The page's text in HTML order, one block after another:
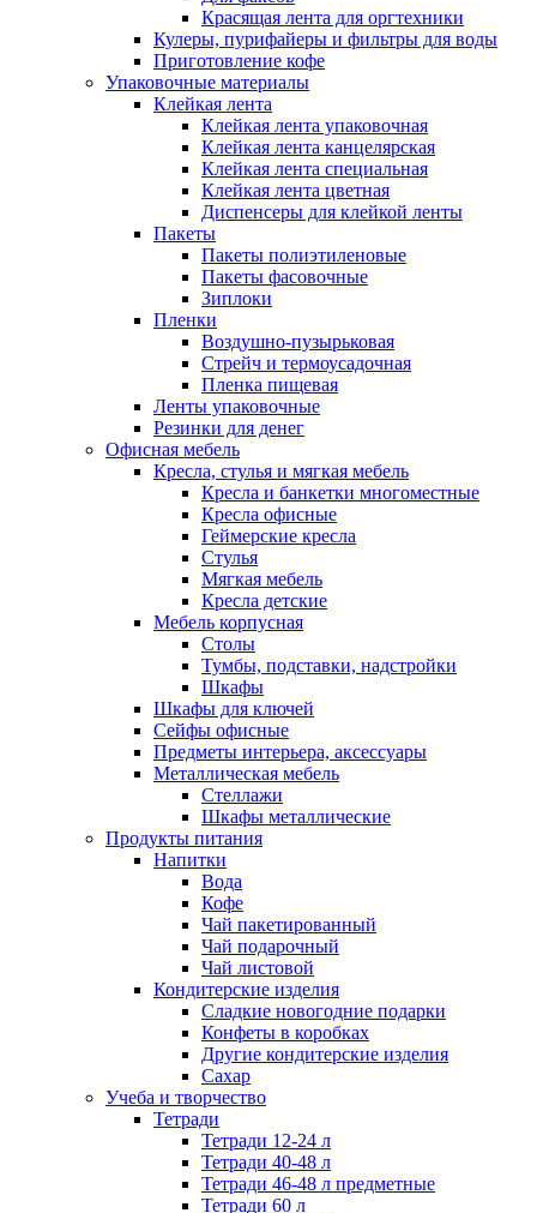
Красящая лента для оргтехники
Кулеры, пурифайеры и фильтры для воды
Приготовление кофе
Упаковочные материалы
Клейкая лента
Клейкая лента упаковочная
Клейкая лента канцелярская
Клейкая лента специальная
Клейкая лента цветная
Диспенсеры для клейкой ленты
Пакеты
Пакеты полиэтиленовые
Пакеты фасовочные
Зиплоки
Пленки
Воздушно-пузырьковая
Стрейч и термоусадочная
Пленка пищевая
Ленты упаковочные
Резинки для денег
Офисная мебель
Кресла, стулья и мягкая мебель
Кресла и банкетки многоместные
Кресла офисные
Геймерские кресла
Стулья
Мягкая мебель
Кресла детские
Мебель корпусная
Столы
Тумбы, подставки, надстройки
Шкафы
Шкафы для ключей
Сейфы офисные
Предметы интерьера, аксессуары
Металлическая мебель
Стеллажи
Шкафы металлические
Продукты питания
Напитки
Вода
Кофе
Чай пакетированный
Чай подарочный
Чай листовой
Кондитерские изделия
Сладкие новогодние подарки
Конфеты в коробках
Другие кондитерские изделия
Сахар
Учеба и творчество
Тетради
Тетради 12-24 л
Тетради 40-48 л
Тетради 46-48 л предметные
Тетради 60 л